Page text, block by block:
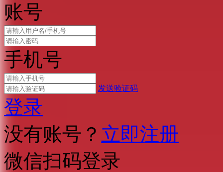
账号
手机号
发送验证码
登录
没有账号？ 立即注册
微信扫码登录